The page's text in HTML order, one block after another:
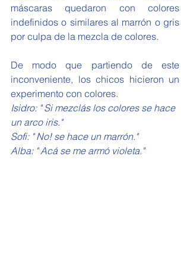
máscaras quedaron con colores
indefinidos o similares al marrón o gris
por culpa de la mezcla de colores.
De modo que partiendo de este
inconveniente, los chicos hicieron un
experimento con colores.
Isidro: " Si mezclás los colores se hace
un arco iris."
Sofi: " No! se hace un marrón."
Alba: " Acá se me armó violeta."